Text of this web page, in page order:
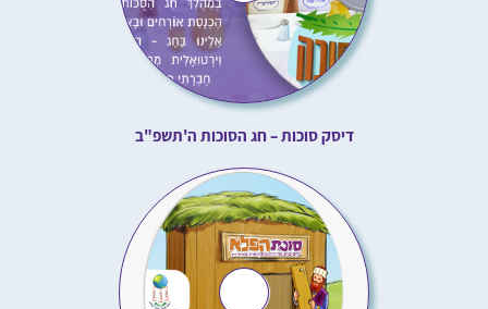
דיסק סוכות – חג הסוכות ה'תשפ"ב